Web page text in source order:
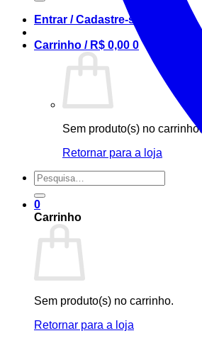
Entrar / Cadastre-se
Carrinho / R$ 0,00 0
Sem produto(s) no carrinho.
Retornar para a loja
Pesquisar
por:
0
Carrinho
Sem produto(s) no carrinho.
Retornar para a loja